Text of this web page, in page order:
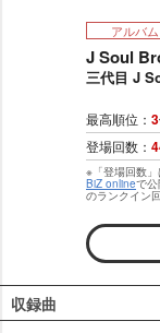
アルバム
J Soul
三代目 J
最高順位： 3
登場回数：
※「登場回数」
BiZ onlineで
のランクイン
収録曲